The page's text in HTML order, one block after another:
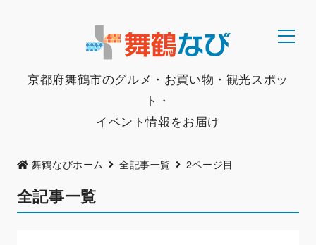
京都府舞鶴市のグルメ・お買い物・観光スポッ
ト・
イベント情報をお届け
舞鶴なびホーム 全記事一覧 2ページ目
全記事一覧